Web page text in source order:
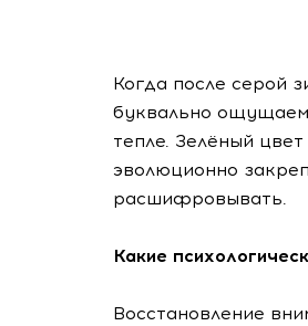
Когда после серой
буквально
тепле. Зелёный
эволюционно
расшифровывать.
Какие
Восстановление